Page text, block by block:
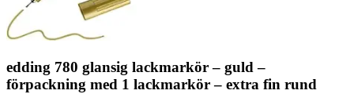
edding 780 glansig lackmarkör – guld –
förpackning med 1 lackmarkör – extra fin rund